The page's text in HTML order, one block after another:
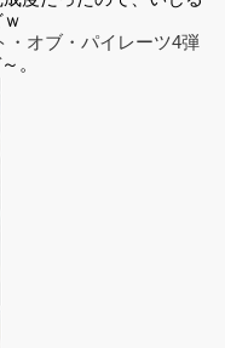
・オブ・パイレーツ4弾
。